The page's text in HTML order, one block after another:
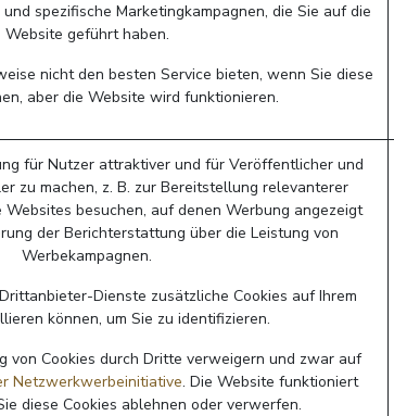
spezifische Marketingkampagnen, die Sie auf die
Website geführt haben.
nicht den besten Service bieten, wenn Sie diese
aber die Website wird funktionieren.
für Nutzer attraktiver und für Veröffentlicher und
zu machen, z. B. zur Bereitstellung relevanterer
besuchen, auf denen Werbung angezeigt
der Berichterstattung über die Leistung von
Werbekampagnen.
Dienste zusätzliche Cookies auf Ihrem
können, um Sie zu identifizieren.
von Cookies durch Dritte verweigern und zwar auf
Netzwerkwerbeinitiative. Die Website funktioniert
diese Cookies ablehnen oder verwerfen.